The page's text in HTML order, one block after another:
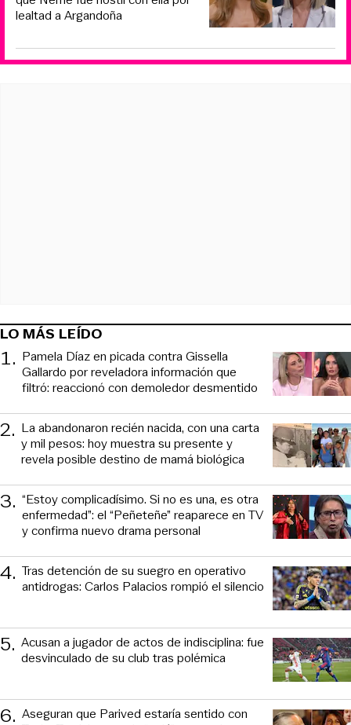
lealtad a Argandoña
LO MÁS LEÍDO
1. Pamela Díaz en picada contra Gissella
Gallardo por reveladora información que
filtró: reaccionó con demoledor desmentido
2. La abandonaron recién nacida, con una carta
y mil pesos: hoy muestra su presente y
revela posible destino de mamá biológica
3. “Estoy complicadísimo. Si no es una, es otra
enfermedad”: el “Peñeteñe” reaparece en TV
y confirma nuevo drama personal
4. Tras detención de su suegro en operativo
antidrogas: Carlos Palacios rompió el silencio
5. Acusan a jugador de actos de indisciplina: fue
desvinculado de su club tras polémica
6. Aseguran que Parived estaría sentido con